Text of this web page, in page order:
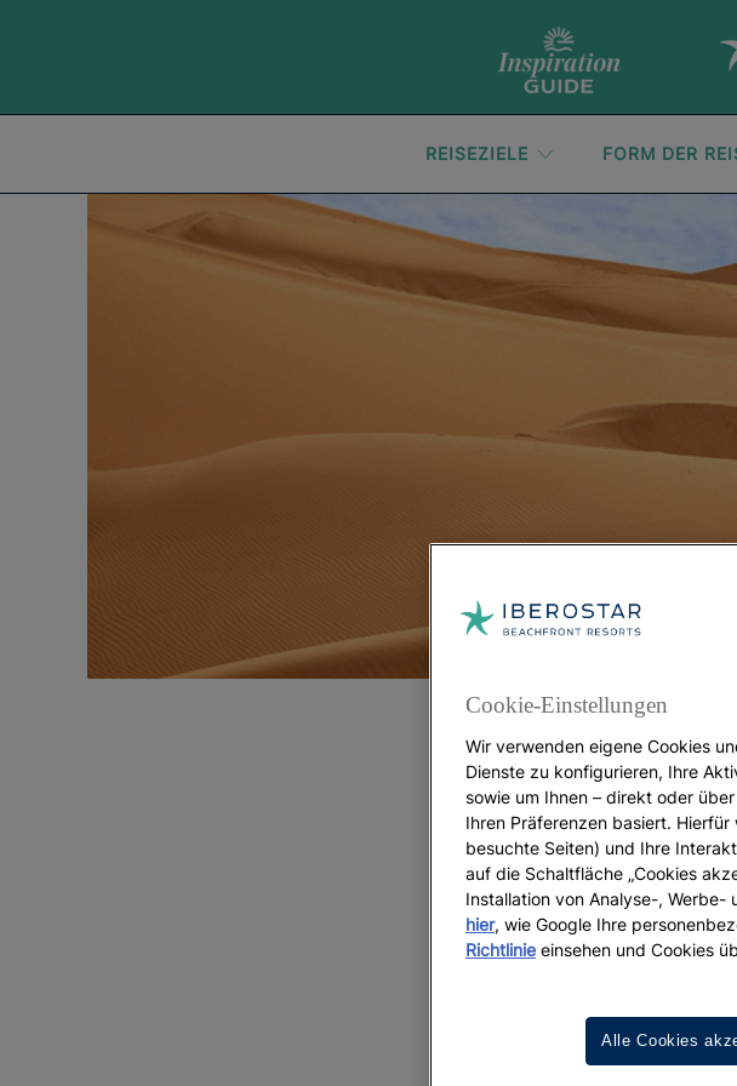
REISEZIELE FORM DER
Cookie-Einstellungen
Wir verwenden eigene Cookies
Dienste zu konfigurieren, Ihre
sowie um Ihnen – direkt oder
Ihren Präferenzen basiert.
besuchte Seiten) und Ihre
auf die Schaltfläche „Cookies
Installation von Analyse-, Werbe-
hier, wie Google Ihre
Richtlinie einsehen und Cookies
Alle Cookies